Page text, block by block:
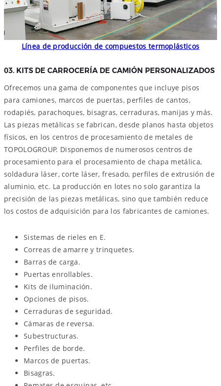
Línea de producción de compuestos termoplásticos
03. KITS DE CARROCERÍA DE CAMIÓN PERSONALIZADOS
Ofrecemos una gama de componentes que incluye pisos
para camiones, marcos de puertas, perfiles de cantos,
rodapiés, parachoques, bisagras, cerraduras, manijas y más.
Las piezas metálicas se fabrican, desde planos hasta objetos
físicos, en los centros de procesamiento de metales de
TOPOLOGROUP. Disponemos de numerosos centros de
procesamiento para el procesamiento de chapa metálica,
soldadura láser, corte láser, fresado, perfiles de extrusión de
aluminio, etc. La producción en lotes no solo garantiza la
precisión de las piezas metálicas, sino que también reduce
los costos de adquisición para los fabricantes de camiones.
Sistemas de rieles en E.
Correas de amarre y trinquetes.
Barras de carga.
Puertas enrollables.
Kits de iluminación.
Opciones de pisos.
Cerraduras de seguridad.
Cámaras de reversa.
Subestructuras.
Perfiles de borde.
Marcos de puertas.
Bisagras.